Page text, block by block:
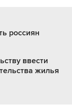
россиян
ввести
жилья